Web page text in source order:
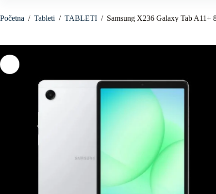
Početna / Tableti / TABLETI / Samsung X236 Galaxy Tab A11+